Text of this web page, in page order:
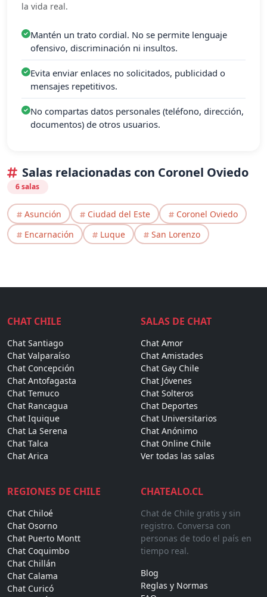
la vida real.
Mantén un trato cordial. No se permite lenguaje
ofensivo, discriminación ni insultos.
Evita enviar enlaces no solicitados, publicidad o
mensajes repetitivos.
No compartas datos personales (teléfono, dirección,
documentos) de otros usuarios.
Salas relacionadas con Coronel Oviedo
6 salas
Asunción Ciudad del Este
Coronel Oviedo
Encarnación
Luque San Lorenzo
CHAT CHILE
Chat Santiago
Chat Valparaíso
Chat Concepción
Chat Antofagasta
Chat Temuco
Chat Rancagua
Chat Iquique
Chat La Serena
Chat Talca
Chat Arica
SALAS DE CHAT
Chat Amor
Chat Amistades
Chat Gay Chile
Chat Jóvenes
Chat Solteros
Chat Deportes
Chat Universitarios
Chat Anónimo
Chat Online Chile
Ver todas las salas
REGIONES DE CHILE
Chat Chiloé
Chat Osorno
Chat Puerto Montt
Chat Coquimbo
Chat Chillán
Chat Calama
Chat Curicó
CHATEALO.CL
Chat de Chile gratis y sin
registro. Conversa con
personas de todo el país en
tiempo real.
Blog
Reglas y Normas